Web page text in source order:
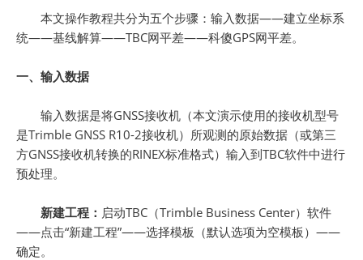
本文操作教程共分为五个步骤：输入数据——建立坐标系
统——基线解算——TBC网平差——科傻GPS网平差。
一、输入数据
输入数据是将GNSS接收机（本文演示使用的接收机型号
是Trimble GNSS R10-2接收机）所观测的原始数据（或第三
方GNSS接收机转换的RINEX标准格式）输入到TBC软件中进行
预处理。
新建工程： 启动TBC（Trimble Business Center）软件
——点击“新建工程”——选择模板（默认选项为空模板）——
确定。